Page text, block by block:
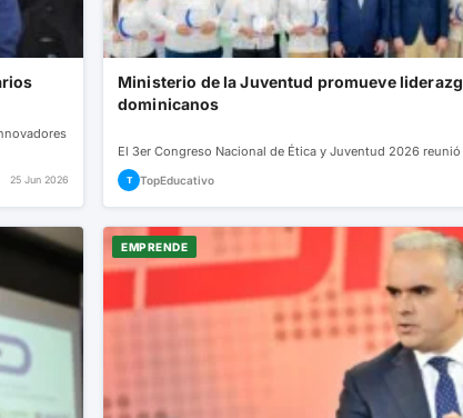
25 Jun 2026
Ministerio de la Juventud promueve
dominicanos
El 3er Congreso Nacional de Ética y Juventud 2026
T TopEducativo
EMPRENDE